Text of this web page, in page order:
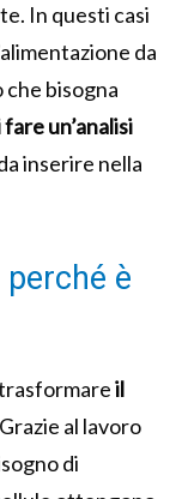
In questi casi
da
che bisogna
un’analisi
inserire nella
è
il
al lavoro
di